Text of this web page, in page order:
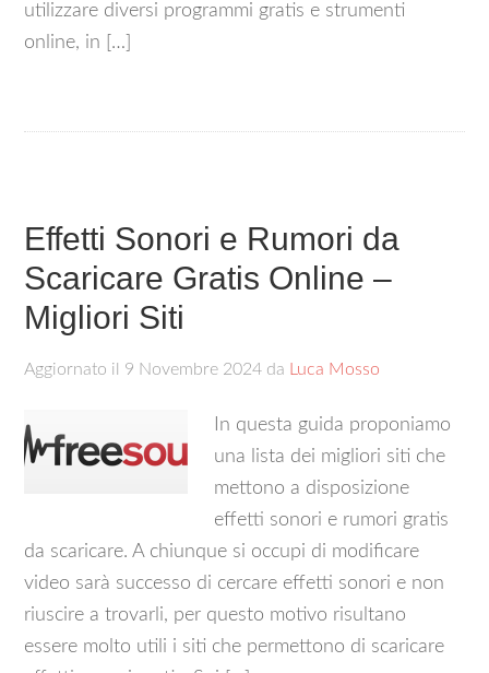
utilizzare diversi programmi gratis e strumenti
online, in […]
Effetti Sonori e Rumori da
Scaricare Gratis Online –
Migliori Siti
Aggiornato il 9 Novembre 2024 da Luca Mosso
In questa guida proponiamo
una lista dei migliori siti che
mettono a disposizione
effetti sonori e rumori gratis
da scaricare. A chiunque si occupi di modificare
video sarà successo di cercare effetti sonori e non
riuscire a trovarli, per questo motivo risultano
essere molto utili i siti che permettono di scaricare